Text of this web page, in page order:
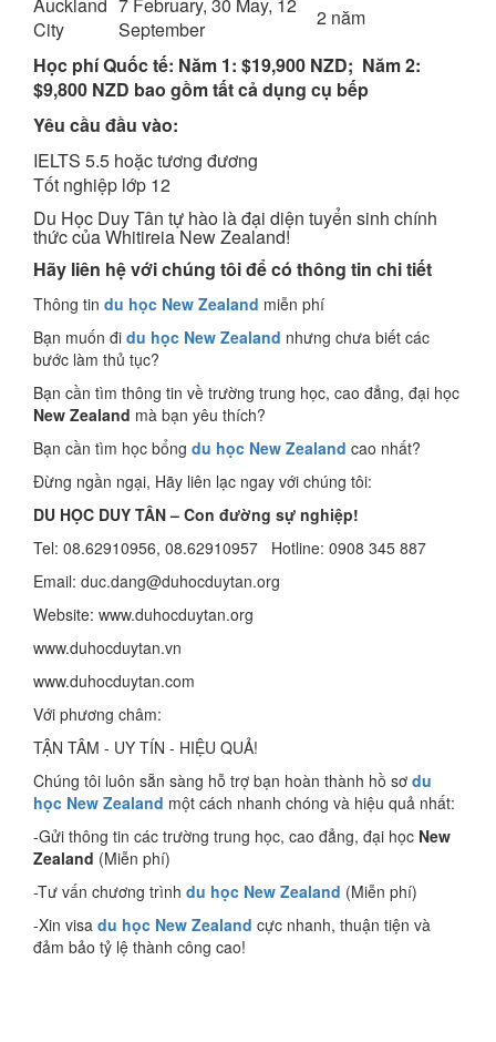
City
September
2 năm
Học phí Quốc tế: Năm 1: $19,900 NZD; Năm 2:
$9,800 NZD bao gồm tất cả dụng cụ bếp
Yêu cầu đầu vào:
IELTS 5.5 hoặc tương đương
Tốt nghiệp lớp 12
Du Học Duy Tân tự hào là đại diện tuyển sinh chính
thức của Whitireia New Zealand!
Hãy liên hệ với chúng tôi để có thông tin chi tiết
Thông tin du học New Zealand miễn phí
Bạn muốn đi du học New Zealand nhưng chưa biết các
bước làm thủ tục?
Bạn cần tìm thông tin về trường trung học, cao đẳng, đại học
New Zealand mà bạn yêu thích?
Bạn cần tìm học bổng du học New Zealand cao nhất?
Đừng ngần ngại, Hãy liên lạc ngay với chúng tôi:
DU HỌC DUY TÂN – Con đường sự nghiệp!
Tel: 08.62910956, 08.62910957 Hotline: 0908 345 887
Email: duc.dang@duhocduytan.org
Website: www.duhocduytan.org
www.duhocduytan.vn
www.duhocduytan.com
Với phương châm:
TẬN TÂM - UY TÍN - HIỆU QUẢ!
Chúng tôi luôn sẵn sàng hỗ trợ bạn hoàn thành hồ sơ du
học New Zealand một cách nhanh chóng và hiệu quả nhất:
-Gửi thông tin các trường trung học, cao đẳng, đại học New
Zealand (Miễn phí)
-Tư vấn chương trình du học New Zealand (Miễn phí)
-Xin visa du học New Zealand cực nhanh, thuận tiện và
đảm bảo tỷ lệ thành công cao!